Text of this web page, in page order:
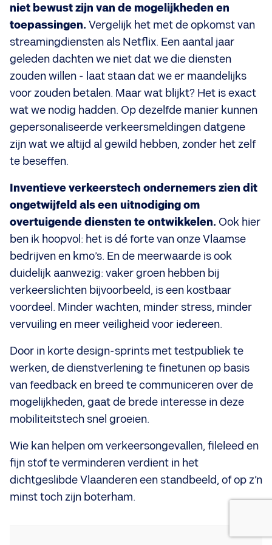
niet bewust zijn van de mogelijkheden en
toepassingen. Vergelijk het met de opkomst van
streamingdiensten als Netflix. Een aantal jaar
geleden dachten we niet dat we die diensten
zouden willen - laat staan dat we er maandelijks
voor zouden betalen. Maar wat blijkt? Het is exact
wat we nodig hadden. Op dezelfde manier kunnen
gepersonaliseerde verkeersmeldingen datgene
zijn wat we altijd al gewild hebben, zonder het zelf
te beseffen.
Inventieve verkeerstech ondernemers zien dit
ongetwijfeld als een uitnodiging om
overtuigende diensten te ontwikkelen. Ook hier
ben ik hoopvol: het is dé forte van onze Vlaamse
bedrijven en kmo’s. En de meerwaarde is ook
duidelijk aanwezig: vaker groen hebben bij
verkeerslichten bijvoorbeeld, is een kostbaar
voordeel. Minder wachten, minder stress, minder
vervuiling en meer veiligheid voor iedereen.
Door in korte design-sprints met testpubliek te
werken, de dienstverlening te finetunen op basis
van feedback en breed te communiceren over de
mogelijkheden, gaat de brede interesse in deze
mobiliteitstech snel groeien.
Wie kan helpen om verkeersongevallen, fileleed en
fijn stof te verminderen verdient in het
dichtgeslibde Vlaanderen een standbeeld, of op z’n
minst toch zijn boterham.